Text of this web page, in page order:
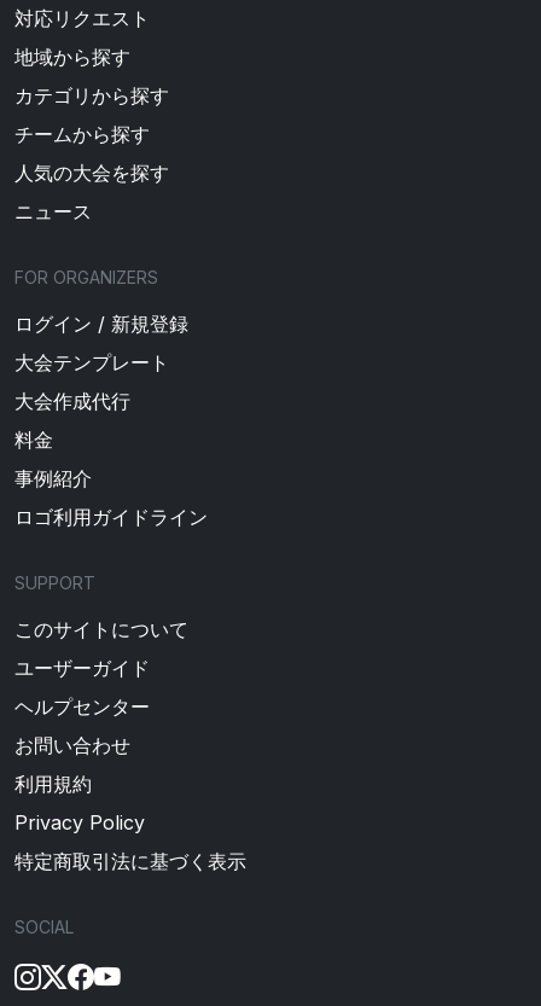
対応リクエスト
地域から探す
カテゴリから探す
チームから探す
人気の大会を探す
ニュース
FOR ORGANIZERS
ログイン / 新規登録
大会テンプレート
大会作成代行
料金
事例紹介
ロゴ利用ガイドライン
SUPPORT
このサイトについて
ユーザーガイド
ヘルプセンター
お問い合わせ
利用規約
Privacy Policy
特定商取引法に基づく表示
SOCIAL